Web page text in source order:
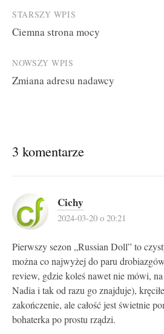
Post
navigation
STARSZY WPIS
Ciemna strona mocy
NOWSZY WPIS
Zmiana adresu nadawcy
3 komentarze
Cichy
2024-03-20 o 20:21
Pierwszy sezon „Russian Doll” to
można co najwyżej do paru
review, gdzie koleś nawet nie mówi,
Nadia i tak od razu go znajduje),
zakończenie, ale całość jest świetnie
bohaterka po prostu rządzi.